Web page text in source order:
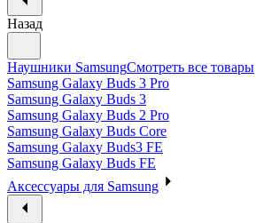
Назад
Наушники SamsungСмотреть все товары
Samsung Galaxy Buds 3 Pro
Samsung Galaxy Buds 3
Samsung Galaxy Buds 2 Pro
Samsung Galaxy Buds Core
Samsung Galaxy Buds3 FE
Samsung Galaxy Buds FE
Аксессуары для Samsung